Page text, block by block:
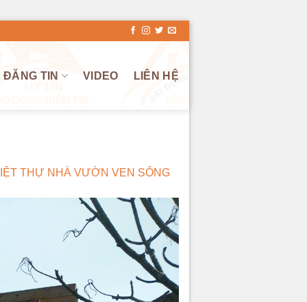
ĐĂNG TIN VIDEO LIÊN HỆ
THỰ NHÀ VƯỜN VEN SÔNG